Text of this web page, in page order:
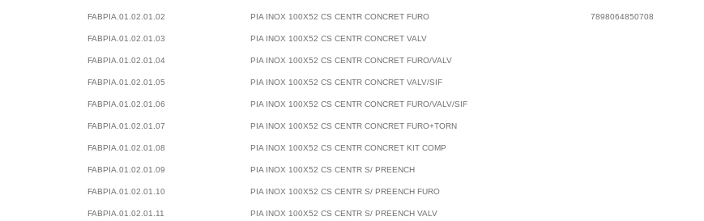
FABPIA.01.02.01.02 PIA INOX 100X52 CS CENTR CONCRET FURO 7898064850708
FABPIA.01.02.01.03 PIA INOX 100X52 CS CENTR CONCRET VALV
FABPIA.01.02.01.04 PIA INOX 100X52 CS CENTR CONCRET FURO/VALV
FABPIA.01.02.01.05 PIA INOX 100X52 CS CENTR CONCRET VALV/SIF
FABPIA.01.02.01.06 PIA INOX 100X52 CS CENTR CONCRET FURO/VALV/SIF
FABPIA.01.02.01.07 PIA INOX 100X52 CS CENTR CONCRET FURO+TORN
FABPIA.01.02.01.08 PIA INOX 100X52 CS CENTR CONCRET KIT COMP
FABPIA.01.02.01.09 PIA INOX 100X52 CS CENTR S/ PREENCH
FABPIA.01.02.01.10 PIA INOX 100X52 CS CENTR S/ PREENCH FURO
FABPIA.01.02.01.11 PIA INOX 100X52 CS CENTR S/ PREENCH VALV